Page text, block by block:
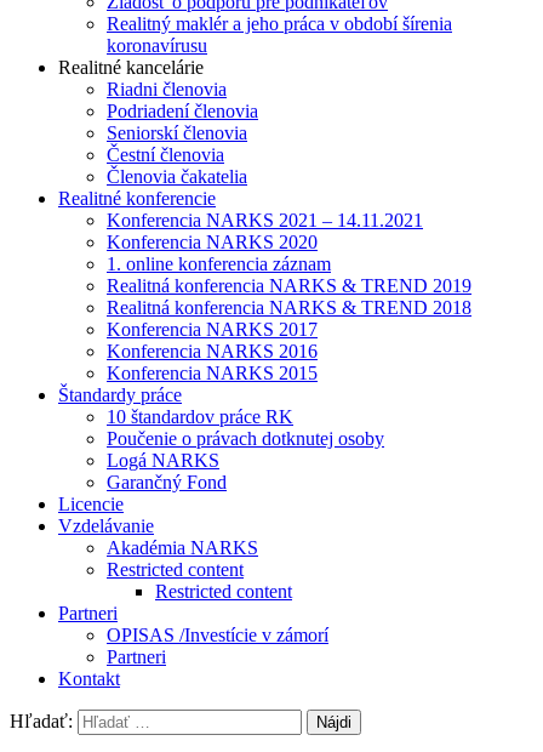
Realitný maklér a jeho práca v období šírenia
koronavírusu
Realitné kancelárie
Riadni členovia
Podriadení členovia
Seniorskí členovia
Čestní členovia
Členovia čakatelia
Realitné konferencie
Konferencia NARKS 2021 – 14.11.2021
Konferencia NARKS 2020
1. online konferencia záznam
Realitná konferencia NARKS & TREND 2019
Realitná konferencia NARKS & TREND 2018
Konferencia NARKS 2017
Konferencia NARKS 2016
Konferencia NARKS 2015
Štandardy práce
10 štandardov práce RK
Poučenie o právach dotknutej osoby
Logá NARKS
Garančný Fond
Licencie
Vzdelávanie
Akadémia NARKS
Restricted content
Restricted content
Partneri
OPISAS /Investície v zámorí
Partneri
Kontakt
Hľadať: